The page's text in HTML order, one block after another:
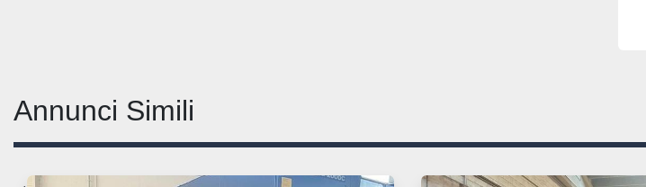
Annunci Simili